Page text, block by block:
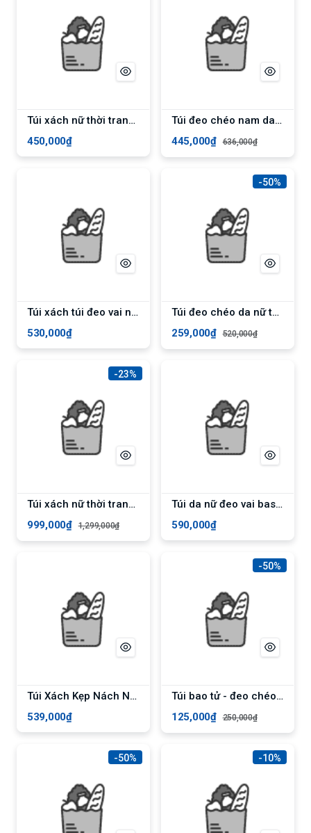
Túi xách nữ thời trang công sở cao cấp phong cách mới - Màu đen
450,000₫
Túi đeo chéo nam da bò Bụi Leather DC113 cao cấp, bảo hành 12 tháng - đen chỉ đen
445,000₫
636,000₫
Túi xách túi đeo vai nữ thời trang công sở cao cấp phong cách châu âu - Màu Nâu
530,000₫
-50%
Túi đeo chéo da nữ tote chần chỉ cỡ lớn Yuumy Seasand YN166 - Kem
259,000₫
520,000₫
-23%
Túi xách nữ thời trang ELLY EL257 - Màu ghi
999,000₫
1,299,000₫
Túi da nữ đeo vai basic Lata HN108 - Nâu
590,000₫
Túi Xách Kẹp Nách Nữ Đeo Chéo Đeo Vai Chính Hãng MICOCAH Dáng Công Sở Thời Trang Da Cao Cấp Cực Đẹp Giá Rẻ MC162 - NSG678-1COFFEE TRẮNG
539,000₫
-50%
Túi bao tử - đeo chéo đa năng vải Poly chống nước bền bỉ unisex nam nữ - Trắng
125,000₫
250,000₫
-50% -10%